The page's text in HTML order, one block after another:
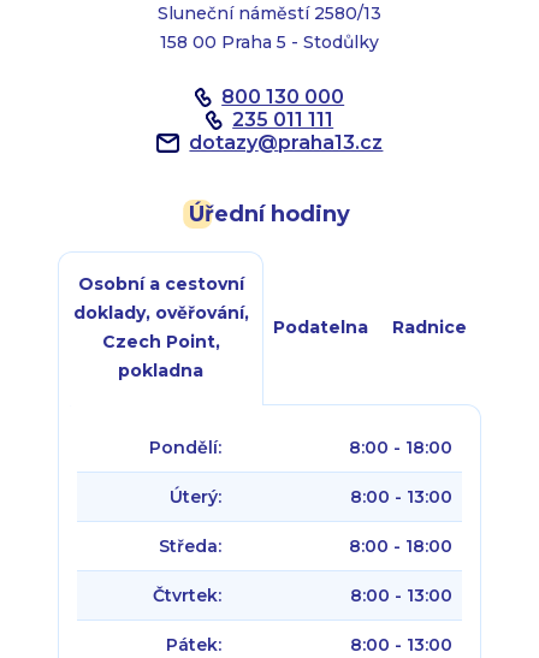
Sluneční náměstí 2580/13
158 00 Praha 5 - Stodůlky
800 130 000
235 011 111
dotazy@praha13.cz
Úřední hodiny
Osobní a cestovní
doklady, ověřování,
Czech Point,
pokladna
Podatelna Radnice
Pondělí: 8:00 - 18:00
Úterý: 8:00 - 13:00
Středa: 8:00 - 18:00
Čtvrtek: 8:00 - 13:00
Pátek:
8:00 - 13:00